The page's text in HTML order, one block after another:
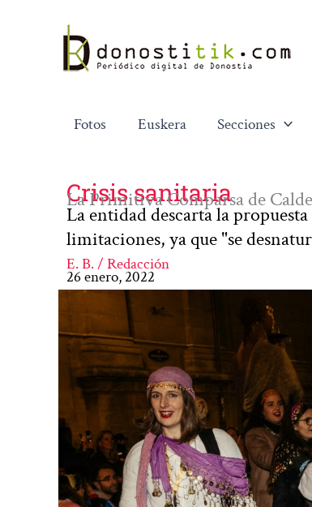
contenido
Fotos Euskera Secciones
Crisis sanitaria
La Primitiva Comparsa de
La entidad descarta la
limitaciones, ya que "se
E. B. / Redacción
26 enero, 2022